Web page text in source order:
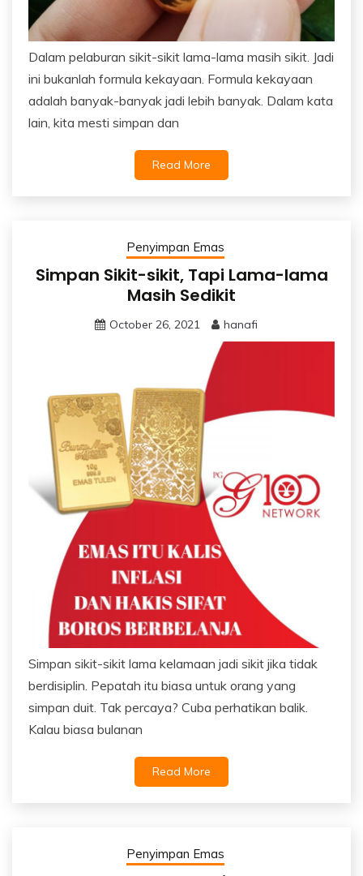
Dalam pelaburan sikit-sikit lama-lama masih sikit. Jadi
ini bukanlah formula kekayaan. Formula kekayaan
adalah banyak-banyak jadi lebih banyak. Dalam kata
lain, kita mesti simpan dan
Read More
Penyimpan Emas
Simpan Sikit-sikit, Tapi Lama-lama
Masih Sedikit
October 26, 2021 hanafi
Simpan sikit-sikit lama kelamaan jadi sikit jika tidak
berdisiplin. Pepatah itu biasa untuk orang yang
simpan duit. Tak percaya? Cuba perhatikan balik.
Kalau biasa bulanan
Read More
Penyimpan Emas